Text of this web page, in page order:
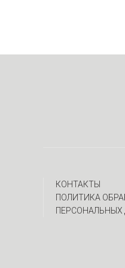
КОНТАКТЫ
ПОЛИТИКА
ПЕРСОНАЛЬНЫХ